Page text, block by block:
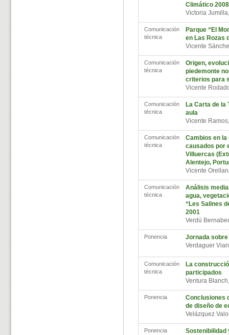
Climático
Victoria
Comunicación
técnica
Parque “El
en Las Rozas
Vicente
Comunicación
técnica
Origen,
piedemonte
criterios para
Vicente
Comunicación
técnica
La Carta de
aula
Vicente
Comunicación
técnica
Cambios en
causados por
Villuercas
Alentejo,
Vicente
Comunicación
técnica
Análisis
agua,
“Les Salines
2001
Verdú
Ponencia
Jornada
Verdaguer
Comunicación
técnica
La
participados
Ventura
Ponencia
Conclusiones
de diseño de
Velázquez
Ponencia
Sostenibilidad